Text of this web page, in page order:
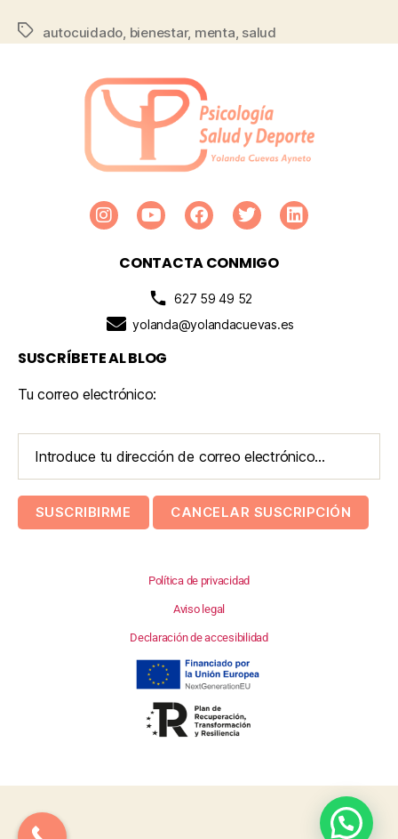
autocuidado, bienestar, menta, salud
CONTACTA CONMIGO
627 59 49 52
yolanda@yolandacuevas.es
SUSCRÍBETE AL BLOG
Tu correo electrónico:
Política de privacidad
Aviso legal
Declaración de accesibilidad